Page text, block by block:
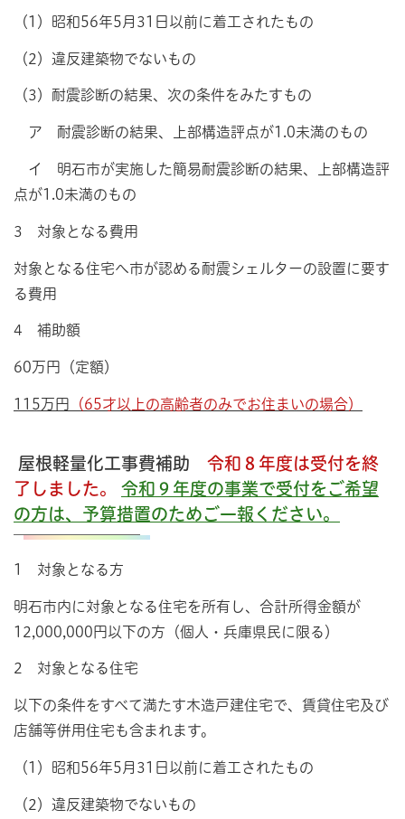
（1）昭和56年5月31日以前に着工されたもの
（2）違反建築物でないもの
（3）耐震診断の結果、次の条件をみたすもの
ア 耐震診断の結果、上部構造評点が1.0未満のもの
イ 明石市が実施した簡易耐震診断の結果、上部構造評
点が1.0未満のもの
3 対象となる費用
対象となる住宅へ市が認める耐震シェルターの設置に要す
る費用
4 補助額
60万円（定額）
115万円 （65才以上の高齢者のみでお住まいの場合）
屋根軽量化工事費補助 令和８年度は受付を終
了しました。
令和９年度の事業で受付をご希望
の方は、予算措置のためご一報ください。
1 対象となる方
明石市内に対象となる住宅を所有し、合計所得金額が
12,000,000円以下の方（個人・兵庫県民に限る）
2 対象となる住宅
以下の条件をすべて満たす木造戸建住宅で、賃貸住宅及び
店舗等併用住宅も含まれます。
（1）昭和56年5月31日以前に着工されたもの
（2）違反建築物でないもの